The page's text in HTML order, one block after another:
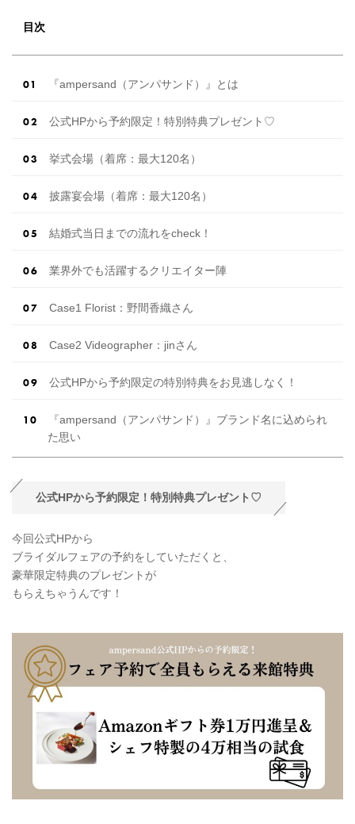
目次
『ampersand（アンパサンド）』とは
公式HPから予約限定！特別特典プレゼント♡
挙式会場（着席：最大120名）
披露宴会場（着席：最大120名）
結婚式当日までの流れをcheck！
業界外でも活躍するクリエイター陣
Case1 Florist：野間香織さん
Case2 Videographer：jinさん
公式HPから予約限定の特別特典をお見逃しなく！
『ampersand（アンパサンド）』ブランド名に込められ
た思い
公式HPから予約限定！特別特典プレゼント♡
今回公式HPから
ブライダルフェアの予約をしていただくと、
豪華限定特典のプレゼントが
もらえちゃうんです！